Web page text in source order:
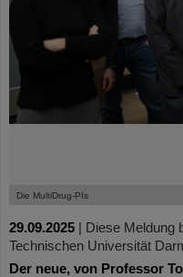
Die MultiDrug-PIs
29.09.2025
Diese Meldung
Technischen Universität
Der neue, von Professor